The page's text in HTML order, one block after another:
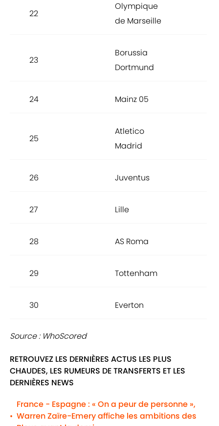
22
Olympique
de Marseille
23
Borussia
Dortmund
24 Mainz 05
25
Atletico
Madrid
26 Juventus
27 Lille
28 AS Roma
29 Tottenham
30 Everton
Source : WhoScored
RETROUVEZ LES DERNIÈRES ACTUS LES PLUS
CHAUDES, LES RUMEURS DE TRANSFERTS ET LES
DERNIÈRES NEWS
•
France - Espagne : « On a peur de personne »,
Warren Zaïre-Emery affiche les ambitions des